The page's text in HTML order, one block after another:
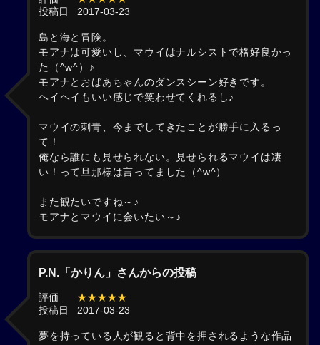
投稿日
2017-03-23
島と海と冒険。
モアナは可愛いし、マウイはナルシストで格好良かっ
た（^w^）♪
モアナとおばあちゃんのダンスシーン好きです。
ヘイヘイもいい感じで笑わせてくれるし♪
マウイの刺青、今までしてきたことが勝手に入るっ
て！
俺なら誰にも見せられない。見せられるマウイは凄
い！って旦那様は言ってました（^w^）
また観たいですね～♪
モアナとマウイに会いたい～♪
P.N.「かりん」さんからの投稿
評価
★★★★★
投稿日
2017-03-23
夢を持っている人が観ると背中を押されるような作品